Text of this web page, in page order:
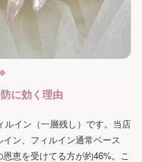
に効く理由
イン（一層残し）です。当店
ン、フィルイン通常ベース
恵を受けてる方が約46%。こ